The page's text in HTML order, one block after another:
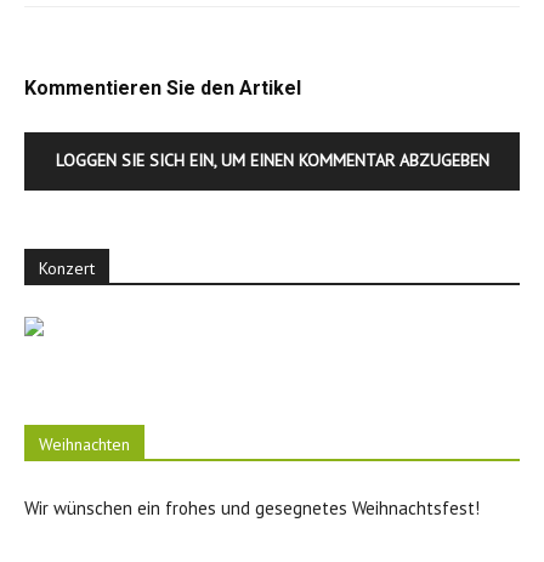
Kommentieren Sie den Artikel
LOGGEN SIE SICH EIN, UM EINEN KOMMENTAR ABZUGEBEN
Konzert
Weihnachten
Wir wünschen ein frohes und gesegnetes Weihnachtsfest!